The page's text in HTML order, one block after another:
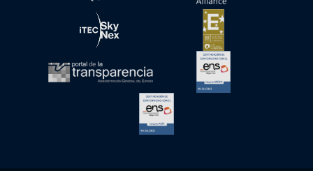
abre en ventana nueva abre en ventana
abre en ventana nueva abre en ventana
abre en ventana nueva